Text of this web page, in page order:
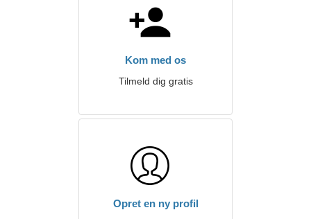
Kom med os
Tilmeld dig gratis
Opret en ny profil